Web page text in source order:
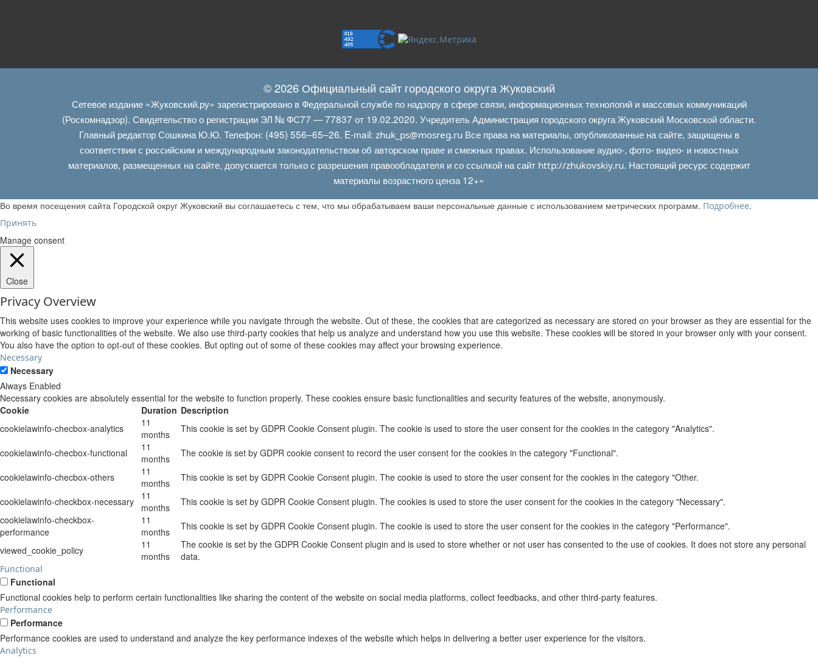
© 2026 Официальный сайт городского округа Жуковский
Сетевое издание «Жуковский.ру» зарегистрировано в Федеральной службе по надзору в сфере связи, информационных технологий и массовых коммуникаций
(Роскомнадзор). Свидетельство о регистрации ЭЛ № ФС77 — 77837 от 19.02.2020. Учредитель Администрация городского округа Жуковский Московской области.
Главный редактор Сошкина Ю.Ю. Телефон: (495) 556–65–26. E‑mail: zhuk_ps@mosreg.ruВсе права на материалы, опубликованные на сайте, защищены в
соответствии с российским и международным законодательством об авторском праве и смежных правах. Использование аудио-, фото- видео- и новостных
материалов, размещенных на сайте, допускается только с разрешения правообладателя и со ссылкой на сайт http://zhukovskiy.ru. Настоящий ресурс содержит
материалы возрастного ценза 12+»
Во время посещения сайта Городской округ Жуковский вы соглашаетесь с тем, что мы обрабатываем ваши персональные данные с использованием метрических программ. Подробнее.
Принять
Manage consent
Close
Privacy Overview
This website uses cookies to improve your experience while you navigate through the website. Out of these, the cookies that are categorized as necessary are stored on your browser as they are essential for the
working of basic functionalities of the website. We also use third-party cookies that help us analyze and understand how you use this website. These cookies will be stored in your browser only with your consent.
You also have the option to opt-out of these cookies. But opting out of some of these cookies may affect your browsing experience.
Necessary
Necessary
Always Enabled
Necessary cookies are absolutely essential for the website to function properly. These cookies ensure basic functionalities and security features of the website, anonymously.
Cookie
Duration Description
cookielawinfo-checbox-analytics
11
months
This cookie is set by GDPR Cookie Consent plugin. The cookie is used to store the user consent for the cookies in the category "Analytics".
cookielawinfo-checbox-functional
11
months
The cookie is set by GDPR cookie consent to record the user consent for the cookies in the category "Functional".
cookielawinfo-checbox-others
11
months
This cookie is set by GDPR Cookie Consent plugin. The cookie is used to store the user consent for the cookies in the category "Other.
cookielawinfo-checkbox-necessary
11
months
This cookie is set by GDPR Cookie Consent plugin. The cookies is used to store the user consent for the cookies in the category "Necessary".
cookielawinfo-checkbox-
performance
11
months
This cookie is set by GDPR Cookie Consent plugin. The cookie is used to store the user consent for the cookies in the category "Performance".
viewed_cookie_policy
11
months
The cookie is set by the GDPR Cookie Consent plugin and is used to store whether or not user has consented to the use of cookies. It does not store any personal
data.
Functional
Functional
Functional cookies help to perform certain functionalities like sharing the content of the website on social media platforms, collect feedbacks, and other third-party features.
Performance
Performance
Performance cookies are used to understand and analyze the key performance indexes of the website which helps in delivering a better user experience for the visitors.
Analytics